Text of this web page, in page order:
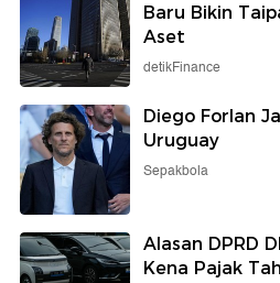
Baru Bikin
Aset
detikFinance
Diego Forlan
Uruguay
Sepakbola
Alasan DPRD
Kena Pajak